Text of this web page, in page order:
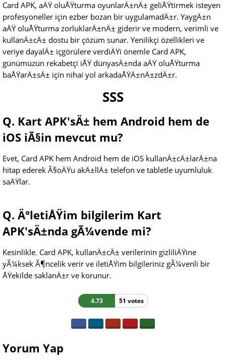
Card APK, aÄŸ oluÅŸturma oyunlarÄ±nÄ± geliÅŸtirmek isteyen
profesyoneller için ezber bozan bir uygulamadÄ±r. YaygÄ±n
aÄŸ oluÅŸturma zorluklarÄ±nÄ± giderir ve modern, verimli ve
kullanÄ±cÄ± dostu bir çözüm sunar. Yenilikçi özellikleri ve
veriye dayalÄ± içgörülere verdiÄŸi önemle Card APK,
günümüzün rekabetçi iÅŸ dünyasÄ±nda aÄŸ oluÅŸturma
baÅŸarÄ±sÄ± için nihai yol arkadaÅŸÄ±nÄ±zdÄ±r.
SSS
Q. Kart APK'sÄ± hem Android hem de
iOS iÃ§in mevcut mu?
Evet, Card APK hem Android hem de iOS kullanÄ±cÄ±larÄ±na
hitap ederek Ã§oÄŸu akÄ±llÄ± telefon ve tabletle uyumluluk
saÄŸlar.
Q. Ä°letiÅŸim bilgilerim Kart
APK'sÄ±nda gÃ¼vende mi?
Kesinlikle. Card APK, kullanÄ±cÄ± verilerinin gizliliÄŸine
yÃ¼ksek Ã¶ncelik verir ve iletiÅŸim bilgileriniz gÃ¼venli bir
ÅŸekilde saklanÄ±r ve korunur.
4.73 51 votes
Yorum Yap